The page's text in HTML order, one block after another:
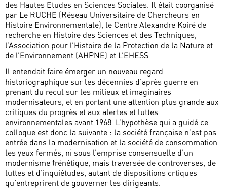
des Hautes Etudes en Sciences Sociales. Il était coorganisé
par Le RUCHE (Réseau Universitaire de Chercheurs en
Histoire Environnementale), le Centre Alexandre Koiré de
recherche en Histoire des Sciences et des Techniques,
l’Association pour l’Histoire de la Protection de la Nature et
de l’Environnement (AHPNE) et L’EHESS.
Il entendait faire émerger un nouveau regard
historiographique sur les décennies d’après guerre en
prenant du recul sur les milieux et imaginaires
modernisateurs, et en portant une attention plus grande aux
critiques du progrès et aux alertes et luttes
environnementales avant 1968. L’hypothèse qui a guidé ce
colloque est donc la suivante : la société française n’est pas
entrée dans la modernisation et la société de consommation
les yeux fermés, ni sous l’emprise consensuelle d’un
modernisme frénétique, mais traversée de controverses, de
luttes et d’inquiétudes, autant de dispositions crtiques
qu’entreprirent de gouverner les dirigeants.